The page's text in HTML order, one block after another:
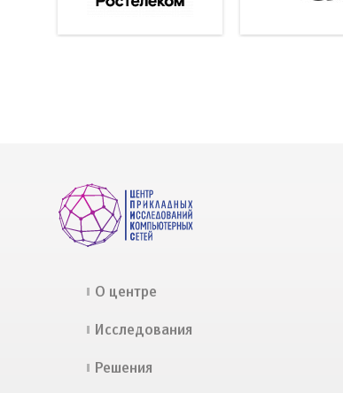
О центре
Исследования
Решения